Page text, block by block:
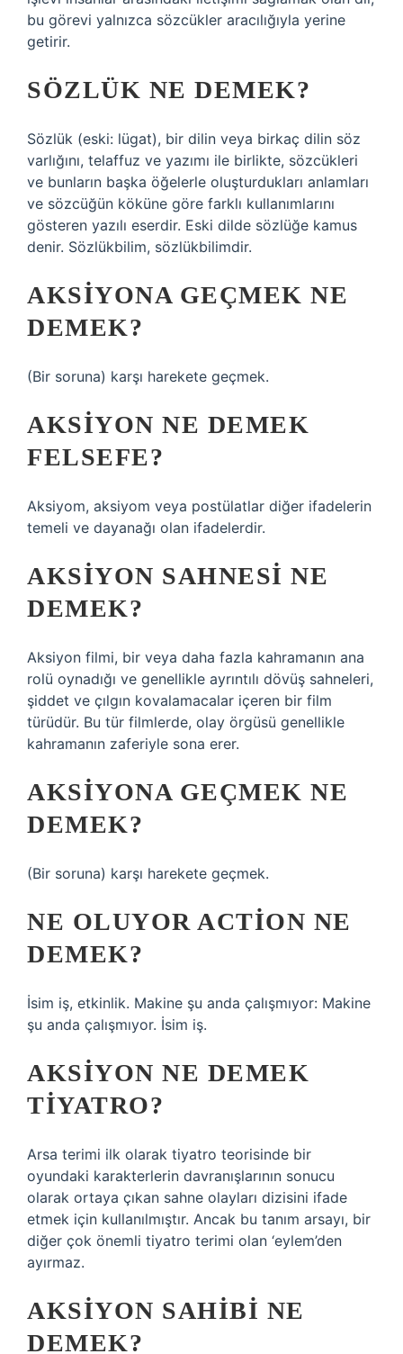
bu görevi yalnızca sözcükler aracılığıyla yerine
getirir.
SÖZLÜK NE DEMEK?
Sözlük (eski: lügat), bir dilin veya birkaç dilin söz
varlığını, telaffuz ve yazımı ile birlikte, sözcükleri
ve bunların başka öğelerle oluşturdukları anlamları
ve sözcüğün köküne göre farklı kullanımlarını
gösteren yazılı eserdir. Eski dilde sözlüğe kamus
denir. Sözlükbilim, sözlükbilimdir.
AKSIYONA GEÇMEK NE
DEMEK?
(Bir soruna) karşı harekete geçmek.
AKSIYON NE DEMEK
FELSEFE?
Aksiyom, aksiyom veya postülatlar diğer ifadelerin
temeli ve dayanağı olan ifadelerdir.
AKSIYON SAHNESI NE
DEMEK?
Aksiyon filmi, bir veya daha fazla kahramanın ana
rolü oynadığı ve genellikle ayrıntılı dövüş sahneleri,
şiddet ve çılgın kovalamacalar içeren bir film
türüdür. Bu tür filmlerde, olay örgüsü genellikle
kahramanın zaferiyle sona erer.
AKSIYONA GEÇMEK NE
DEMEK?
(Bir soruna) karşı harekete geçmek.
NE OLUYOR ACTION NE
DEMEK?
İsim iş, etkinlik. Makine şu anda çalışmıyor: Makine
şu anda çalışmıyor. İsim iş.
AKSIYON NE DEMEK
TIYATRO?
Arsa terimi ilk olarak tiyatro teorisinde bir
oyundaki karakterlerin davranışlarının sonucu
olarak ortaya çıkan sahne olayları dizisini ifade
etmek için kullanılmıştır. Ancak bu tanım arsayı, bir
diğer çok önemli tiyatro terimi olan ‘eylem’den
ayırmaz.
AKSIYON SAHIBI NE
DEMEK?